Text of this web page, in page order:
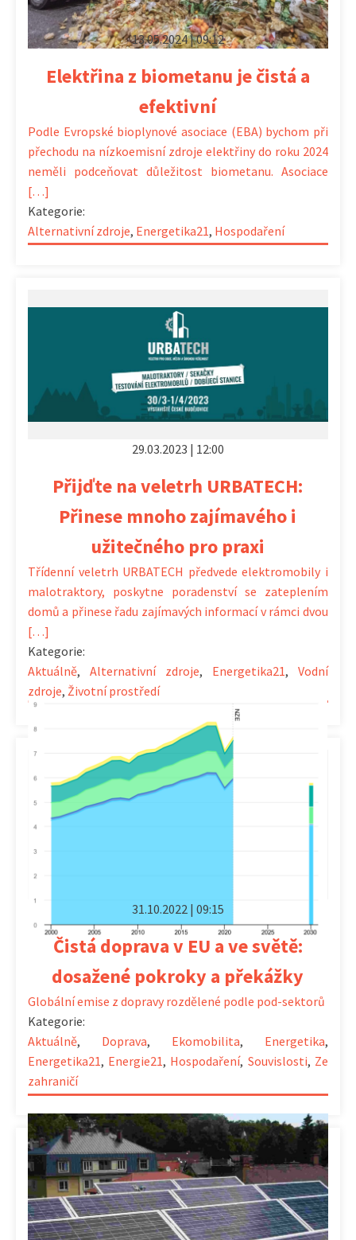
13.05.2024 | 09:12
Elektřina z biometanu je čistá a
efektivní
Podle Evropské bioplynové asociace (EBA) bychom při
přechodu na nízkoemisní zdroje elektřiny do roku 2024
neměli podceňovat důležitost biometanu. Asociace
[…]
Kategorie:
Alternativní zdroje, Energetika21, Hospodaření
29.03.2023 | 12:00
Přijďte na veletrh URBATECH:
Přinese mnoho zajímavého i
užitečného pro praxi
Třídenní veletrh URBATECH předvede elektromobily i
malotraktory, poskytne poradenství se zateplením
domů a přinese řadu zajímavých informací v rámci dvou
[…]
Kategorie:
Aktuálně, Alternativní zdroje, Energetika21, Vodní
zdroje, Životní prostředí
31.10.2022 | 09:15
Čistá doprava v EU a ve světě:
dosažené pokroky a překážky
Globální emise z dopravy rozdělené podle pod-sektorů
Kategorie:
Aktuálně, Doprava, Ekomobilita, Energetika,
Energetika21, Energie21, Hospodaření, Souvislosti, Ze
zahraničí